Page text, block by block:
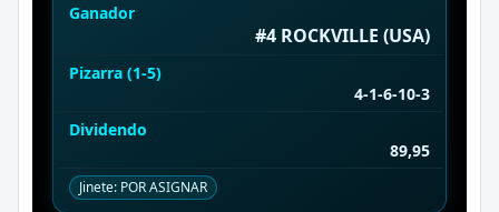
Ganador
#4 ROCKVILLE (USA)
Pizarra (1-5)
4-1-6-10-3
Dividendo
89,95
Jinete: POR ASIGNAR